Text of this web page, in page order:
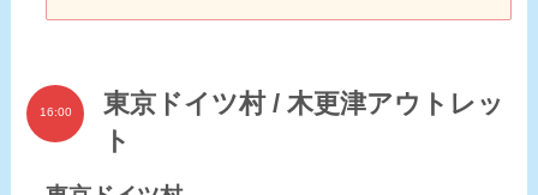
16:00
東京ドイツ村 / 木更津アウトレッ
ト